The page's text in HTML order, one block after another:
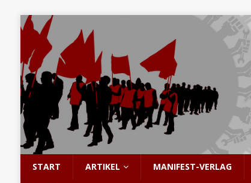
START ARTIKEL MANIFEST-VERLAG